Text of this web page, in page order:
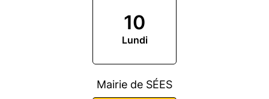
10
Lundi
Mairie de SÉES